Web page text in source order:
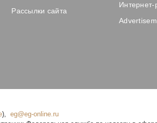
Рассылки сайта
Интернет-
),